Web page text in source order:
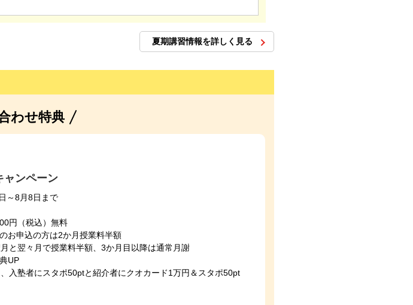
夏期講習情報を詳しく見る
わせ特典
ャンペーン
～8月8日まで
円（税込）無料
お申込の方は2か月授業料半額
と翌々月で授業料半額、3か月目以降は通常月謝
UP
、入塾者にスタポ50ptと紹介者にクオカード1万円＆スタポ50pt